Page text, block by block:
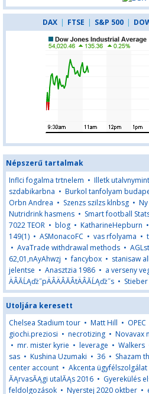
DAX | FTSE | S&P 500 |
Népszerű tartalmak
Inflci fogalma trtnelem • Illetk
szdabikarbna • Burkol tanfolyam
Orbn Andrea • Szenzs szilzs klnbsg •
Nutridrink hasmens • Smart football
7022 TEOR • blog • KatharineHepburn •
149(1) • ASMonacoFC • vas rfolyama •
• AvaTrade withdrawal methods •
62,01,nAyAhwzj •fancybox • stanisaw
jelentse • Anasztzia 1986 • a verseny
ÄÂĂĹĄďż˝pÄÂÄÂĂÂ­tÄÂĂĹĄďż˝s •
Utoljára keresett
Chelsea Stadium tour • Matt Hill • OPEC
giochi.preziosi • necrotizing • Novavax
• mr. mister kyrie • leverage • Walkers
sas • Kushina Uzumaki • 36 • Shazam
center account • Akcenta ügyfélszolgálat
ĂĄrvasĂĄgi utalĂĄs 2016 • Gyerekülés
feldolgozások • Nyerstej 2020 oktber •